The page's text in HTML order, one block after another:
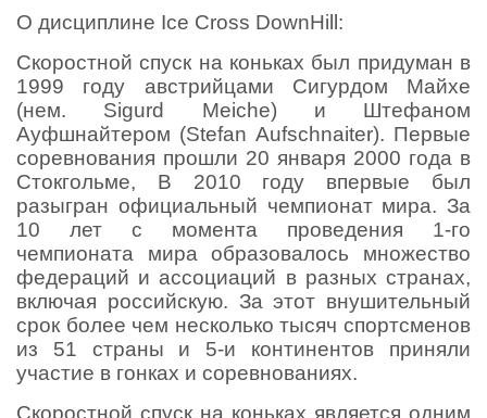
О дисциплине Ice Cross DownHill:
Скоростной спуск на коньках был придуман в
1999 году австрийцами Сигурдом Майхе
(нем. Sigurd Meiche) и Штефаном
Ауфшнайтером (Stefan Aufschnaiter). Первые
соревнования прошли 20 января 2000 года в
Стокгольме, В 2010 году впервые был
разыгран официальный чемпионат мира. За
10 лет с момента проведения 1-го
чемпионата мира образовалось множество
федераций и ассоциаций в разных странах,
включая российскую. За этот внушительный
срок более чем несколько тысяч спортсменов
из 51 страны и 5-и континентов приняли
участие в гонках и соревнованиях.
Скоростной спуск на коньках является одним